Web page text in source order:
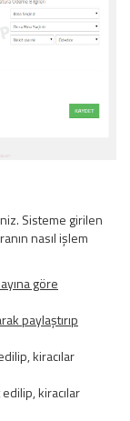
Sisteme girilen
nasıl işlem
göre
paylaştırıp
kiracılar
kiracılar